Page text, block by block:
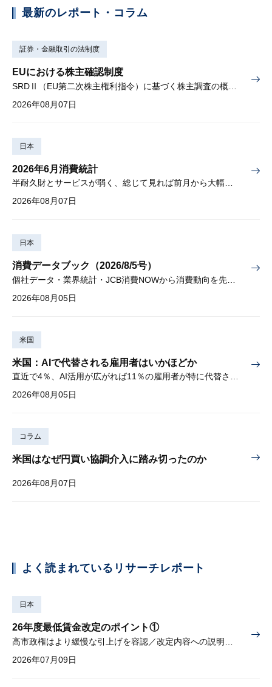
最新のレポート・コラム
証券・金融取引の法制度
EUにおける株主確認制度
2026年08月07日
日本
2026年6月消費統計
半耐久財とサービスが弱く、総じて見れば前月から大幅に減少
2026年08月07日
日本
消費データブック（2026/8/5号）
2026年08月05日
米国
米国：AIで代替される雇用者はいかほどか
直近で4％、AI活用が広がれば11％の雇用者が特に代替されやすい
2026年08月05日
コラム
米国はなぜ円買い協調介入に踏み切ったのか
2026年08月07日
よく読まれているリサーチレポート
日本
26年度最低賃金改定のポイント①
2026年07月09日